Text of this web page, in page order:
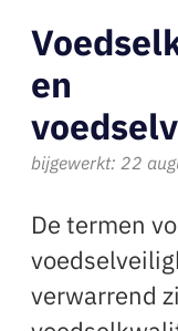
en
bijgewerkt: 22
De termen
verwarrend